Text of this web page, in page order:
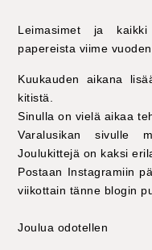
Leimasimet ja kaikki
papereista viime
Kuukauden aikana
kitistä.
Sinulla on vielä aikaa
Varalusikan sivulle
Joulukittejä on kaksi
Postaan Instagramiin
viikottain tänne blogin
Joulua odotellen